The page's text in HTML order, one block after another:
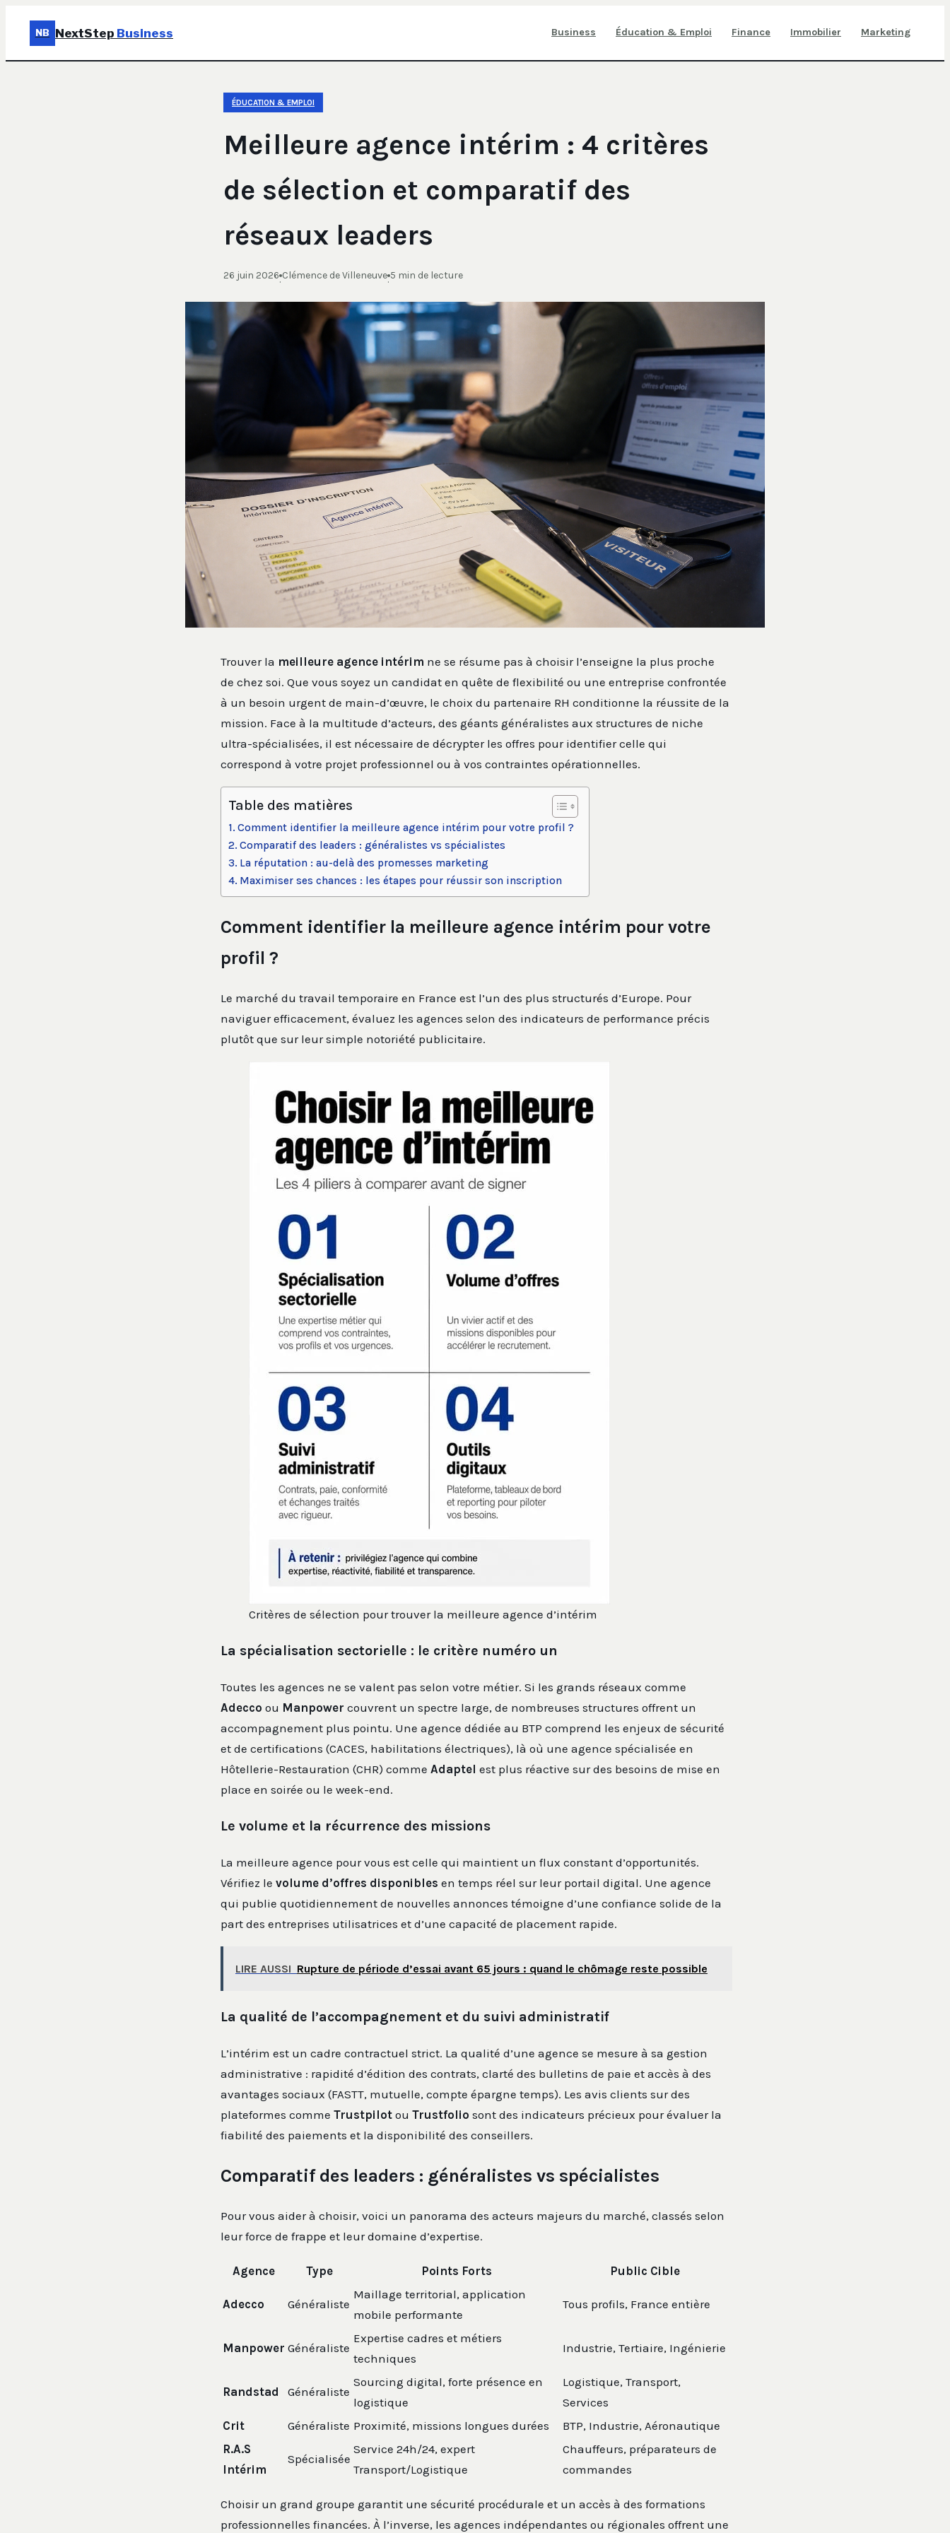
NB NextStep Business Business Éducation & Emploi Finance Immobilier Marketing
ÉDUCATION & EMPLOI
Meilleure agence intérim : 4 critères
de sélection et comparatif des
réseaux leaders
26 juin 2026
·
Clémence de Villeneuve
·
5 min de lecture
Trouver la meilleure agence intérim ne se résume pas à choisir l’enseigne la plus proche
de chez soi. Que vous soyez un candidat en quête de flexibilité ou une entreprise confrontée
à un besoin urgent de main-d’œuvre, le choix du partenaire RH conditionne la réussite de la
mission. Face à la multitude d’acteurs, des géants généralistes aux structures de niche
ultra-spécialisées, il est nécessaire de décrypter les offres pour identifier celle qui
correspond à votre projet professionnel ou à vos contraintes opérationnelles.
Table des matières
Comment identifier la meilleure agence intérim pour votre profil ?
Comparatif des leaders : généralistes vs spécialistes
La réputation : au-delà des promesses marketing
Maximiser ses chances : les étapes pour réussir son inscription
Comment identifier la meilleure agence intérim pour votre
profil ?
Le marché du travail temporaire en France est l’un des plus structurés d’Europe. Pour
naviguer efficacement, évaluez les agences selon des indicateurs de performance précis
plutôt que sur leur simple notoriété publicitaire.
Critères de sélection pour trouver la meilleure agence d’intérim
La spécialisation sectorielle : le critère numéro un
Toutes les agences ne se valent pas selon votre métier. Si les grands réseaux comme
Adecco ou Manpower couvrent un spectre large, de nombreuses structures offrent un
accompagnement plus pointu. Une agence dédiée au BTP comprend les enjeux de sécurité
et de certifications (CACES, habilitations électriques), là où une agence spécialisée en
Hôtellerie-Restauration (CHR) comme Adaptel est plus réactive sur des besoins de mise en
place en soirée ou le week-end.
Le volume et la récurrence des missions
La meilleure agence pour vous est celle qui maintient un flux constant d’opportunités.
Vérifiez le volume d’offres disponibles en temps réel sur leur portail digital. Une agence
qui publie quotidiennement de nouvelles annonces témoigne d’une confiance solide de la
part des entreprises utilisatrices et d’une capacité de placement rapide.
LIRE AUSSI Rupture de période d’essai avant 65 jours : quand le chômage reste possible
La qualité de l’accompagnement et du suivi administratif
L’intérim est un cadre contractuel strict. La qualité d’une agence se mesure à sa gestion
administrative : rapidité d’édition des contrats, clarté des bulletins de paie et accès à des
avantages sociaux (FASTT, mutuelle, compte épargne temps). Les avis clients sur des
plateformes comme Trustpilot ou Trustfolio sont des indicateurs précieux pour évaluer la
fiabilité des paiements et la disponibilité des conseillers.
Comparatif des leaders : généralistes vs spécialistes
Pour vous aider à choisir, voici un panorama des acteurs majeurs du marché, classés selon
leur force de frappe et leur domaine d’expertise.
Agence Type Points Forts Public Cible
Adecco Généraliste
Maillage territorial, application
mobile performante
Tous profils, France entière
Manpower Généraliste
Expertise cadres et métiers
techniques
Industrie, Tertiaire, Ingénierie
Randstad Généraliste
Sourcing digital, forte présence en
logistique
Logistique, Transport,
Services
Crit
Généraliste Proximité, missions longues durées
BTP, Industrie, Aéronautique
R.A.S
Intérim
Spécialisée
Service 24h/24, expert
Transport/Logistique
Chauffeurs, préparateurs de
commandes
Choisir un grand groupe garantit une sécurité procédurale et un accès à des formations
professionnelles financées. À l’inverse, les agences indépendantes ou régionales offrent une